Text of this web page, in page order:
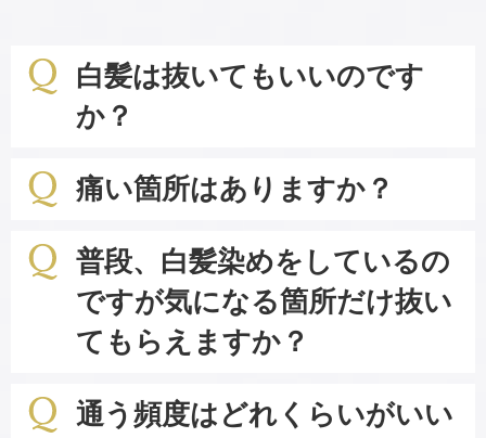
白髪は抜いてもいいのです
か？
痛い箇所はありますか？
普段、白髪染めをしているの
ですが気になる箇所だけ抜い
てもらえますか？
通う頻度はどれくらいがいい